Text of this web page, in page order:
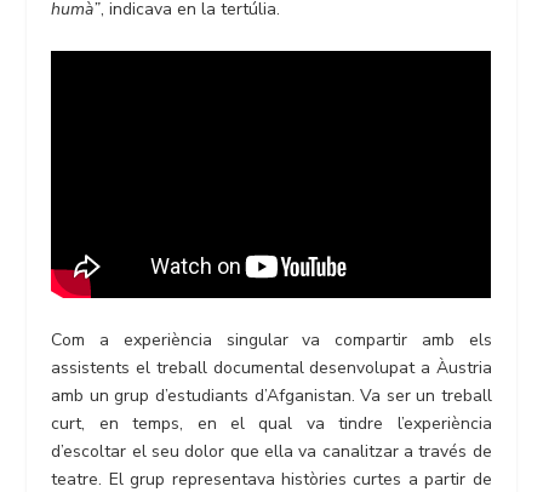
humà”, indicava en la tertúlia.
Com a experiència singular va compartir amb els
assistents el treball documental desenvolupat a Àustria
amb un grup d’estudiants d’Afganistan. Va ser un treball
curt, en temps, en el qual va tindre l’experiència
d’escoltar el seu dolor que ella va canalitzar a través de
teatre. El grup representava històries curtes a partir de